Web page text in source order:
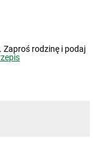
Zaproś rodzinę i podaj